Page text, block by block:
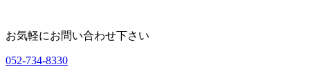
お気軽にお問い合わせ下さい
052-734-8330